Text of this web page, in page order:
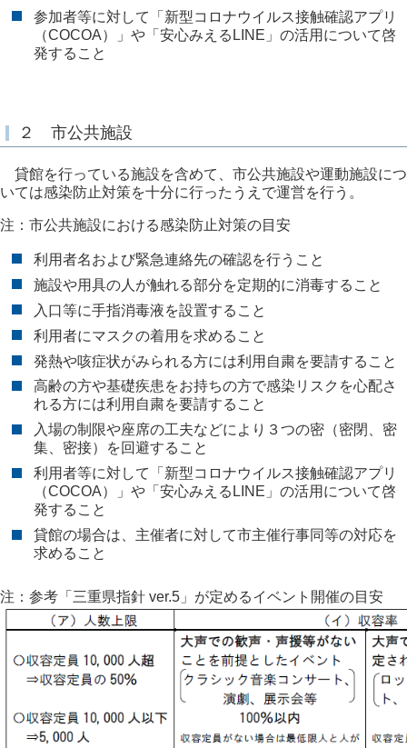
参加者等に対して「新型コロナウイルス接触確認アプリ
（COCOA）」や「安心みえるLINE」の活用について啓
発すること
２ 市公共施設
貸館を行っている施設を含めて、市公共施設や運動施設につ
いては感染防止対策を十分に行ったうえで運営を行う。
注：市公共施設における感染防止対策の目安
利用者名および緊急連絡先の確認を行うこと
施設や用具の人が触れる部分を定期的に消毒すること
入口等に手指消毒液を設置すること
利用者にマスクの着用を求めること
発熱や咳症状がみられる方には利用自粛を要請すること
高齢の方や基礎疾患をお持ちの方で感染リスクを心配さ
れる方には利用自粛を要請すること
入場の制限や座席の工夫などにより３つの密（密閉、密
集、密接）を回避すること
利用者等に対して「新型コロナウイルス接触確認アプリ
（COCOA）」や「安心みえるLINE」の活用について啓
発すること
貸館の場合は、主催者に対して市主催行事同等の対応を
求めること
注：参考「三重県指針 ver.5」が定めるイベント開催の目安